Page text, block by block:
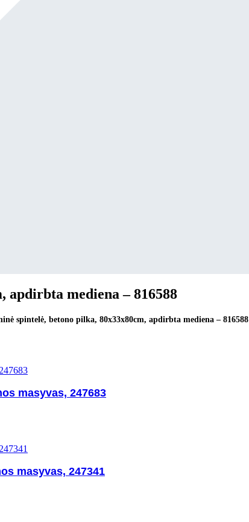
apdirbta mediena – 816588
spintelė, betono pilka, 80x33x80cm, apdirbta mediena – 816588
masyvas, 247683
masyvas, 247341